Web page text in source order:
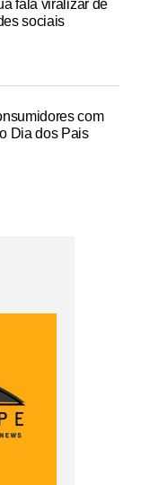
fala viralizar de
sociais
com
Dia dos Pais